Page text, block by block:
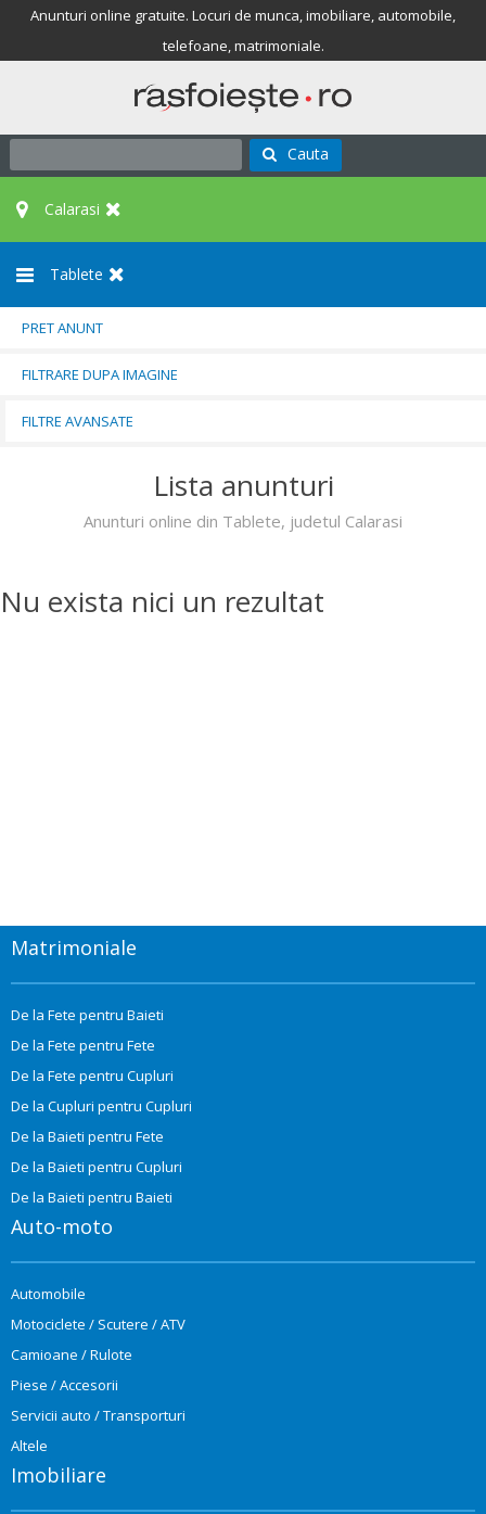
Anunturi online gratuite. Locuri de munca, imobiliare, automobile,
telefoane, matrimoniale.
Cauta
Calarasi
Tablete
PRET ANUNT
FILTRARE DUPA IMAGINE
FILTRE AVANSATE
Lista anunturi
Anunturi online din Tablete, judetul Calarasi
Nu exista nici un rezultat
Matrimoniale
De la Fete pentru Baieti
De la Fete pentru Fete
De la Fete pentru Cupluri
De la Cupluri pentru Cupluri
De la Baieti pentru Fete
De la Baieti pentru Cupluri
De la Baieti pentru Baieti
Auto-moto
Automobile
Motociclete / Scutere / ATV
Camioane / Rulote
Piese / Accesorii
Servicii auto / Transporturi
Altele
Imobiliare